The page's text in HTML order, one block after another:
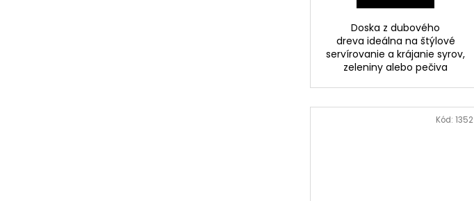
Doska z dubového
dreva ideálna na štýlové
servírovanie a krájanie syrov,
zeleniny alebo pečiva
Kód:1352